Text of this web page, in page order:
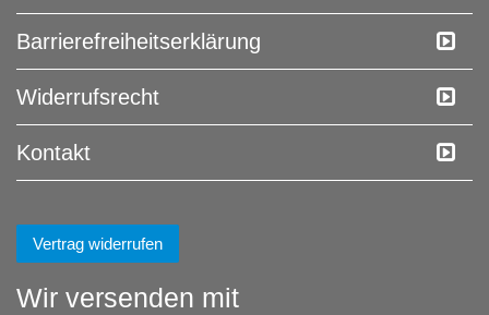
Barrierefreiheitserklärung
Widerrufs­recht
Kontakt
Vertrag widerrufen
Wir versenden mit